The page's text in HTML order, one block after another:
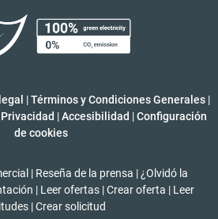
|Términos y Condiciones Generales |
| Accesibilidad | Configuración
de cookies
| Reseña de la prensa | ¿Olvidó la
| Leer ofertas | Crear oferta | Leer
|Crear solicitud